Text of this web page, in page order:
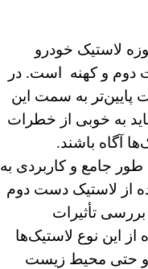
لاستیک خودرو
دوم و کهنه است. در
پایین‌تر به سمت این
به خوبی از خطرات
آگاه باشند.
طور جامع و کاربردی به
از لاستیک‌ دست دوم
تأثیرات
این نوع لاستیک‌ها
و حتی محیط زیست